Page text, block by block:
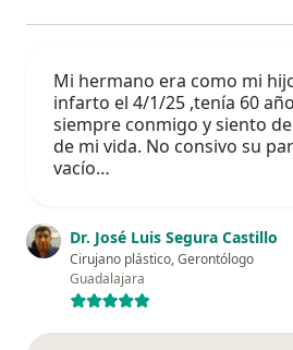
Mi hermano era como mi
infarto el 4/1/25 ,tenía 60
siempre conmigo y siento
de mi vida. No consivo su
vacío…
Dr. José Luis Segura Castillo
Cirujano plástico, Gerontólogo
Guadalajara